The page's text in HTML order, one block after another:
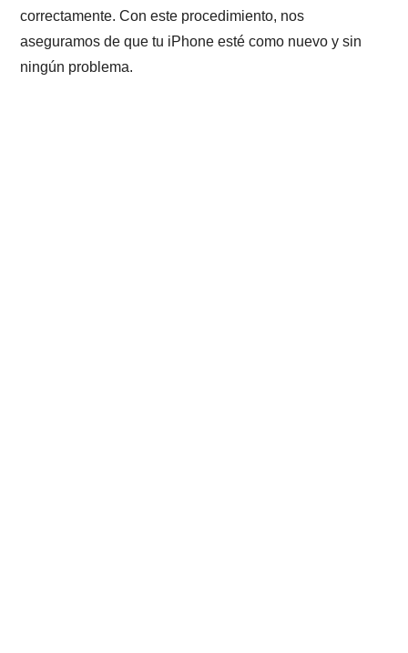
correctamente. Con este procedimiento, nos
aseguramos de que tu iPhone esté como nuevo y sin
ningún problema.